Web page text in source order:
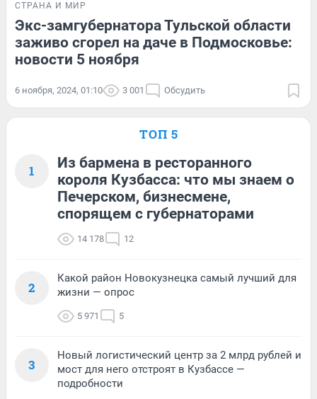
СТРАНА И МИР
Экс-замгубернатора Тульской области
заживо сгорел на даче в Подмосковье:
новости 5 ноября
6 ноября, 2024, 01:10 3 001 Обсудить
ТОП 5
1
Из бармена в ресторанного
короля Кузбасса: что мы знаем о
Печерском, бизнесмене,
спорящем с губернаторами
14 178 12
2
Какой район Новокузнецка самый лучший для
жизни — опрос
5 971 5
3
Новый логистический центр за 2 млрд рублей и
мост для него отстроят в Кузбассе —
подробности